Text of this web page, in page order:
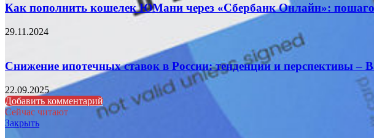
Как пополнить кошелек ЮМани через «Сбербанк Онлайн»:
29.11.2024
Снижение ипотечных ставок в России: тенденции и перспективы –
22.09.2025
Добавить комментарий
Сейчас читают
Закрыть